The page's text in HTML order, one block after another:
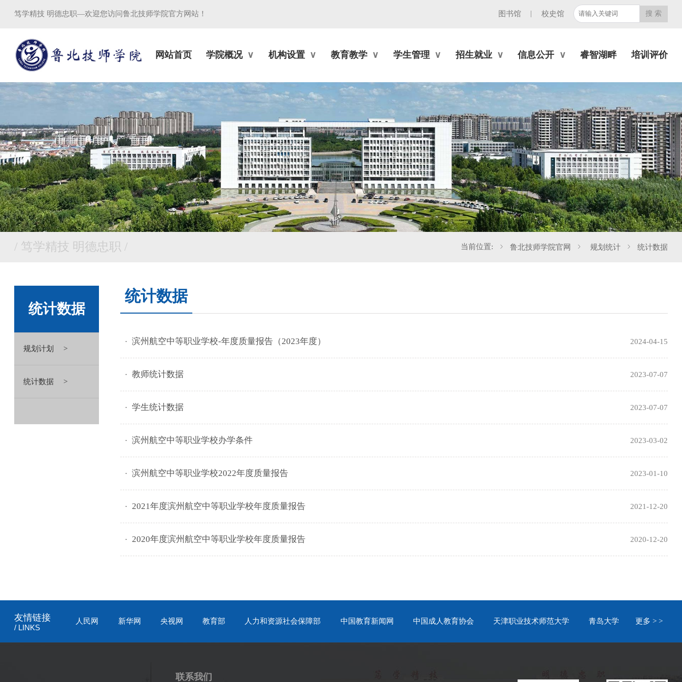
笃学精技 明德忠职—欢迎您访问鲁北技师学院官方网站！ 图书馆 | 校史馆
网站首页 学院概况 机构设置 教育教学 学生管理 招生就业 信息公开 睿智湖畔 培训评价
/ 笃学精技 明德忠职 / 当前位置: 鲁北技师学院官网 规划统计 统计数据
统计数据
规划计划
统计数据
统计数据
滨州航空中等职业学校-年度质量报告（2023年度） 2024-04-15
教师统计数据 2023-07-07
学生统计数据 2023-07-07
滨州航空中等职业学校办学条件 2023-03-02
滨州航空中等职业学校2022年度质量报告 2023-01-10
2021年度滨州航空中等职业学校年度质量报告 2021-12-20
2020年度滨州航空中等职业学校年度质量报告 2020-12-20
友情链接
/ LINKS
人民网 新华网 央视网 教育部 人力和资源社会保障部 中国教育新闻网 中国成人教育协会 天津职业技术师范大学 青岛大学 更多 > >
联系我们